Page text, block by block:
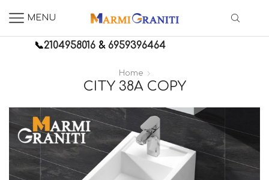
MENU
📞2104958016 &6959396464
Home
CITY 38A COPY